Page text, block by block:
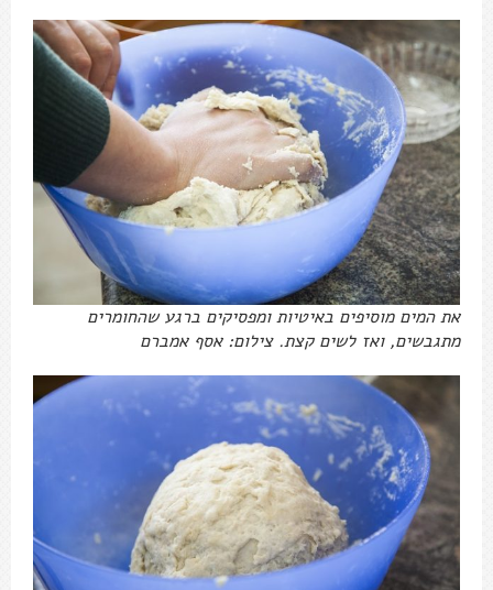
את המים מוסיפים באיטיות ומפסיקים ברגע שהחומרים
מתגבשים, ואז לשים קצת. צילום: אסף אמברם